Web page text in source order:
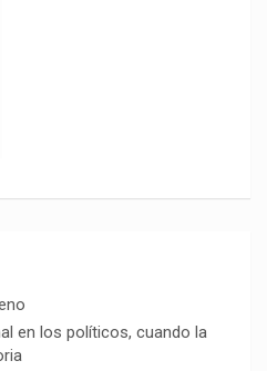
en los políticos, cuando la